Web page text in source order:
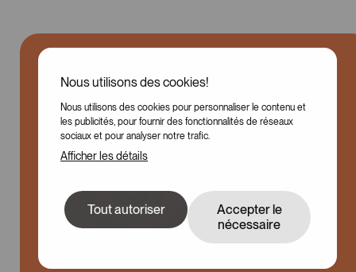
Nous utilisons des cookies!
Nous utilisons des cookies pour personnaliser le contenu et
les publicités, pour fournir des fonctionnalités de réseaux
sociaux et pour analyser notre trafic.
Afficher les détails
Tout autoriser
Accepter le
nécessaire
100